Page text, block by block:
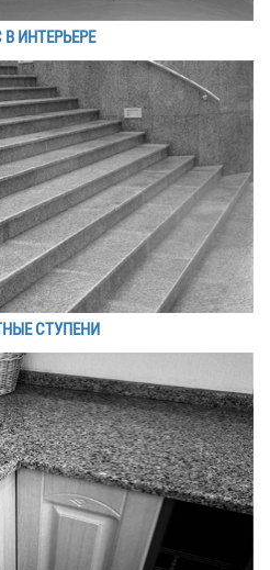
ИНТЕРЬЕРЕ
СТУПЕНИ